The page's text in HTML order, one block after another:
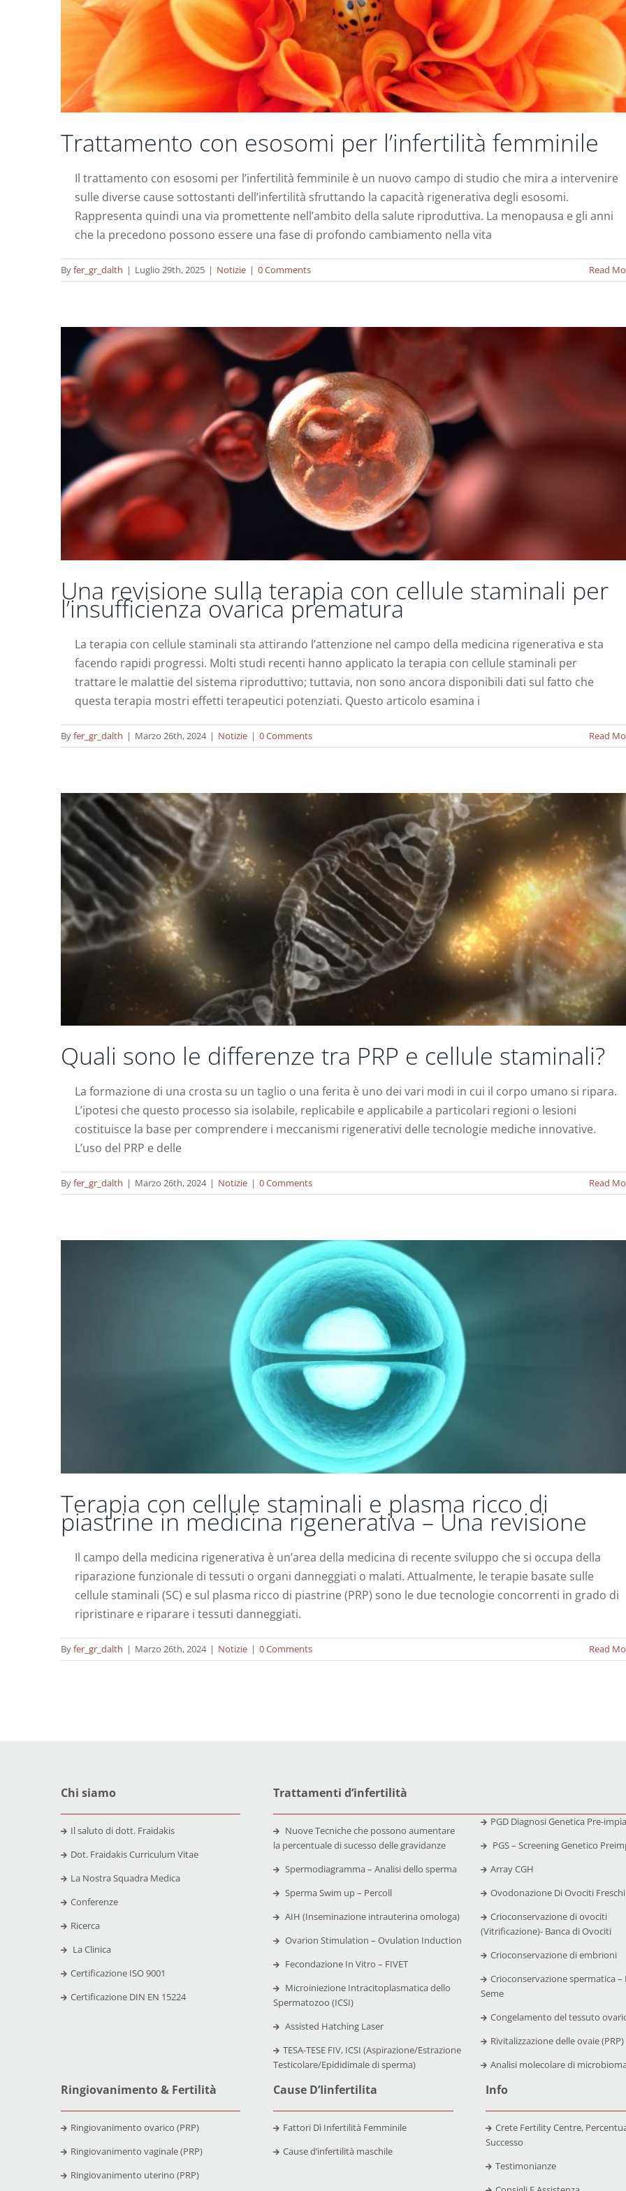
Trattamento con esosomi per l’infertilità femminile
Il trattamento con esosomi per l’infertilità femminile è un nuovo campo di studio che mira a intervenire
sulle diverse cause sottostanti dell’infertilità sfruttando la capacità rigenerativa degli esosomi.
Rappresenta quindi una via promettente nell’ambito della salute riproduttiva. La menopausa e gli anni
che la precedono possono essere una fase di profondo cambiamento nella vita
Byfer_gr_dalth | Luglio 29th, 2025 | Notizie | 0 Comments Read
Una revisione sulla terapia con cellule staminali per l’insufficienza ovarica prematura
Notizie
Una revisione sulla terapia con cellule staminali per
l’insufficienza ovarica prematura
La terapia con cellule staminali sta attirando l’attenzione nel campo della medicina rigenerativa e sta
facendo rapidi progressi. Molti studi recenti hanno applicato la terapia con cellule staminali per
trattare le malattie del sistema riproduttivo; tuttavia, non sono ancora disponibili dati sul fatto che
questa terapia mostri effetti terapeutici potenziati. Questo articolo esamina i
Byfer_gr_dalth | Marzo 26th, 2024 | Notizie | 0 Comments Read
Quali sono le differenze tra PRP e cellule staminali?
Notizie
Quali sono le differenze tra PRP e cellule staminali?
La formazione di una crosta su un taglio o una ferita è uno dei vari modi in cui il corpo umano si ripara.
L’ipotesi che questo processo sia isolabile, replicabile e applicabile a particolari regioni o lesioni
costituisce la base per comprendere i meccanismi rigenerativi delle tecnologie mediche innovative.
L’uso del PRP e delle
Byfer_gr_dalth | Marzo 26th, 2024 | Notizie | 0 Comments Read
Terapia con cellule staminali e plasma ricco di piastrine in medicina rigenerativa – Una
Terapia con cellule staminali e plasma ricco di
piastrine in medicina rigenerativa – Una revisione
Il campo della medicina rigenerativa è un’area della medicina di recente sviluppo che si occupa della
riparazione funzionale di tessuti o organi danneggiati o malati. Attualmente, le terapie basate sulle
cellule staminali (SC) e sul plasma ricco di piastrine (PRP) sono le due tecnologie concorrenti in grado di
ripristinare e riparare i tessuti danneggiati.
Byfer_gr_dalth | Marzo 26th, 2024 | Notizie | 0 Comments Read
Chi siamo
Il saluto di dott. Fraidakis
Dot. Fraidakis Curriculum Vitae
La Nostra Squadra Medica
Conferenze
Ricerca
La Clinica
Certificazione ISO 9001
Certificazione DIN EN 15224
Trattamenti d’infertilità
Nuove Tecniche che possono aumentare
la percentuale di sucesso delle gravidanze
Spermodiagramma – Analisi dello sperma
Sperma Swim up – Percoll
AIH (Inseminazione intrauterina omologa)
Ovarion Stimulation – Ovulation Induction
Fecondazione In Vitro – FIVET
Microiniezione Intracitoplasmatica dello
Spermatozoo (ICSI)
Assisted Hatching Laser
TESA-TESE FIV, ICSI (Aspirazione/Estrazione
Testicolare/Epididimale di sperma)
PGD Diagnosi Genetica Pre-
PGS – Screening Genetico
Array CGH
Ovodonazione Di Ovociti Freschi
Crioconservazione di ovociti
(Vitrificazione)- Banca di Ovociti
Crioconservazione di embrioni
Crioconservazione spermatica –
Seme
Congelamento del tessuto
Rivitalizzazione delle ovaie (PRP)
Analisi molecolare di
Ringiovanimento & Fertilità
Ringiovanimento ovarico (PRP)
Ringiovanimento vaginale (PRP)
Ringiovanimento uterino (PRP)
Cause D’Iinfertilita
Fattori Dì Infertilità Femminile
Cause d’infertilità maschile
Info
Crete Fertility Centre,
Successo
Testimonianze